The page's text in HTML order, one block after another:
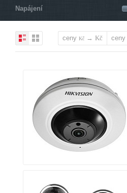
Napájení
ceny Kč → Kč ceny